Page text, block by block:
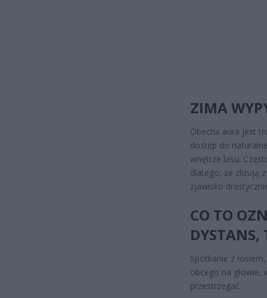
ZIMA
Obecna aura jest
dostęp do
wnętrze lasu.
dlatego, że zlizują
zjawisko
CO TO
DYSTANS,
Spotkanie z
obcego na głowie,
przestrzegać: